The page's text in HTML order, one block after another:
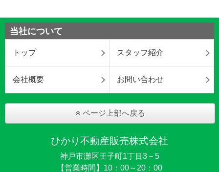
当社について
トップ スタッフ紹介
会社概要 お問い合わせ
ページ上部へ戻る
ひかり不動産販売株式会社
神戸市灘区王子町1丁目3－5
【営業時間】10：00～20：00